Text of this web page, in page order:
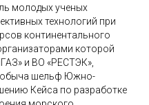
молодых ученых
технологий при
континентального
которой
и ВО «РЕСТЭК»,
шельф Южно-
Кейса по разработке